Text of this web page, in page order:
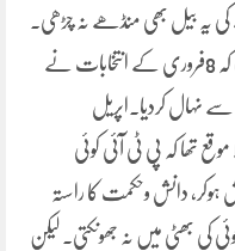
یہ بیل بھی منڈھے نہ چڑھی۔
”بحران جُوئی“ کی مہم جاری رہی۔ یہاں تک کہ 8فروری کے انتخابات نے
نہال کردیا۔اپریل
موقع تھا کہ پی ٹی آئی کوئی
دانش وحکمت کا راستہ
کی بھٹی میں نہ جھونکتی۔ لیکن